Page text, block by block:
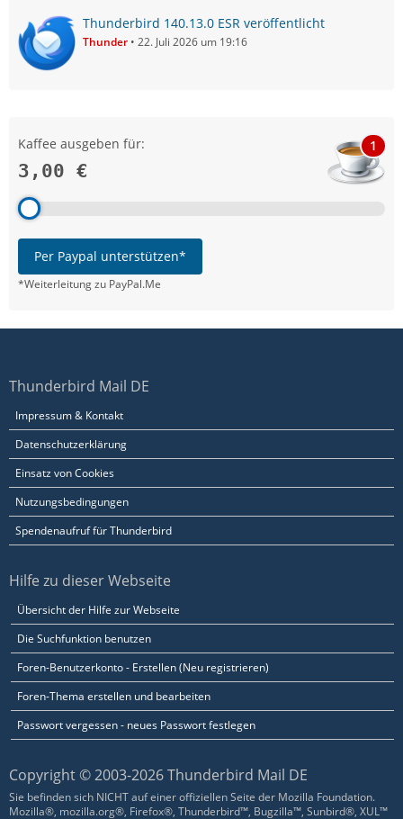
Thunderbird 140.13.0 ESR veröffentlicht
Thunder 22. Juli 2026 um 19:16
Kaffee ausgeben für:
3,00 €
1
Per Paypal unterstützen*
*Weiterleitung zu PayPal.Me
Thunderbird Mail DE
Impressum & Kontakt
Datenschutzerklärung
Einsatz von Cookies
Nutzungsbedingungen
Spendenaufruf für Thunderbird
Hilfe zu dieser Webseite
Übersicht der Hilfe zur Webseite
Die Suchfunktion benutzen
Foren-Benutzerkonto - Erstellen (Neu registrieren)
Foren-Thema erstellen und bearbeiten
Passwort vergessen - neues Passwort festlegen
Copyright © 2003-2026 Thunderbird Mail DE
Sie befinden sich NICHT auf einer offiziellen Seite der Mozilla Foundation.
Mozilla®, mozilla.org®, Firefox®, Thunderbird™, Bugzilla™, Sunbird®, XUL™